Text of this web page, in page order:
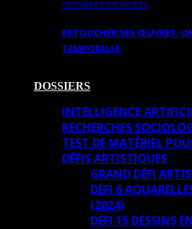
OEUVRES EXPLIQUÉES
RETOUCHER SES ŒUVRES.
TEMPORELLE
DOSSIERS
INTELLIGENCE
RECHERCHES
TEST DE MATÉRIEL
DÉFIS ARTISTIQUES
GRAND DÉFI
DÉFI 6
(2024)
DÉFI 15 DESSINS